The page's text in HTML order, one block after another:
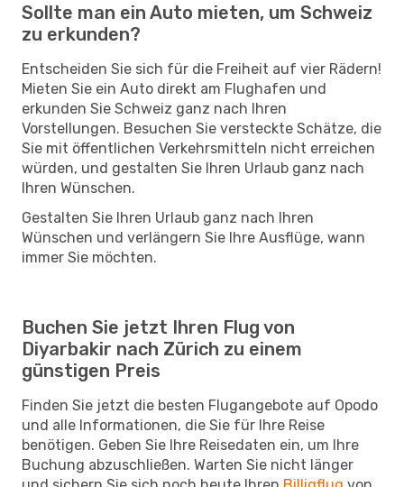
Sollte man ein Auto mieten, um Schweiz
zu erkunden?
Entscheiden Sie sich für die Freiheit auf vier Rädern!
Mieten Sie ein Auto direkt am Flughafen und
erkunden Sie Schweiz ganz nach Ihren
Vorstellungen. Besuchen Sie versteckte Schätze, die
Sie mit öffentlichen Verkehrsmitteln nicht erreichen
würden, und gestalten Sie Ihren Urlaub ganz nach
Ihren Wünschen.
Gestalten Sie Ihren Urlaub ganz nach Ihren
Wünschen und verlängern Sie Ihre Ausflüge, wann
immer Sie möchten.
Buchen Sie jetzt Ihren Flug von
Diyarbakir nach Zürich zu einem
günstigen Preis
Finden Sie jetzt die besten Flugangebote auf Opodo
und alle Informationen, die Sie für Ihre Reise
benötigen. Geben Sie Ihre Reisedaten ein, um Ihre
Buchung abzuschließen. Warten Sie nicht länger